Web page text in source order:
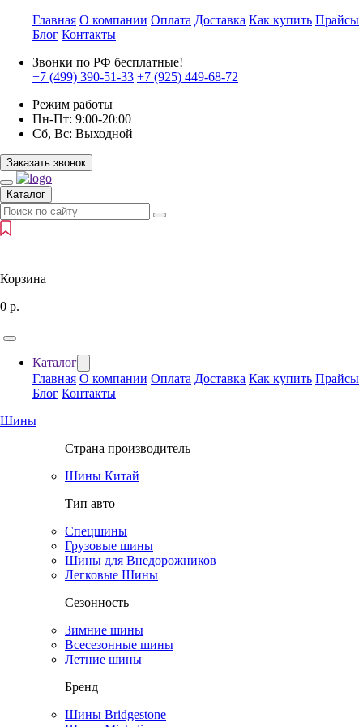
Главная О компании Оплата Доставка Как купить Прайсы
Блог Контакты
Звонки по РФ бесплатные!
+7 (499) 390-51-33 +7 (925) 449-68-72
Режим работы
Пн-Пт: 9:00-20:00
Сб, Вс: Выходной
Заказать звонок
Каталог
Корзина
0 р.
Каталог
Главная О компании Оплата Доставка Как купить Прайсы
Блог Контакты
Шины
Страна производитель
Шины Китай
Тип авто
Спецшины
Грузовые шины
Шины для Внедорожников
Легковые Шины
Сезонность
Зимние шины
Всесезонные шины
Летние шины
Бренд
Шины Bridgestone